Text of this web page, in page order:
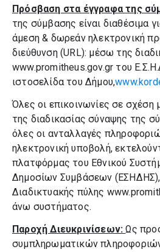
Πρόσβαση στα έγγραφα της
της σύμβασης είναι διαθέσιμα
άμεση & δωρεάν ηλεκτρονική
διεύθυνση (URL): μέσω της
www.promitheus.gov.gr του
ιστοσελίδα του Δήμου,
Όλες οι επικοινωνίες σε σχέση
της διαδικασίας σύναψης της
όλες οι ανταλλαγές
ηλεκτρονική υποβολή,
πλατφόρμας του Εθνικού
Δημοσίων Συμβάσεων
Διαδικτυακής πύλης
άνω συστήματος.
Παροχή Διευκρινίσεων:Ως
συμπληρωματικών